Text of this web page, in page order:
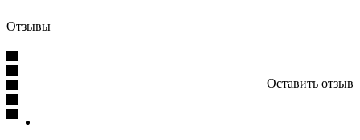
Отзывы
Оставить отзыв